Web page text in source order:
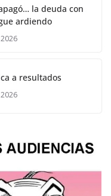
la deuda con
ardiendo
a resultados